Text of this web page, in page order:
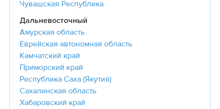
Чувашская Республика
Дальневосточный
Амурская область
Еврейская автономная область
Камчатский край
Приморский край
Республика Саха (Якутия)
Сахалинская область
Хабаровский край